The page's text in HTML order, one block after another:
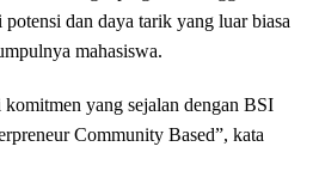
dan daya tarik yang luar biasa
mahasiswa.
yang sejalan dengan BSI
Community Based”, kata